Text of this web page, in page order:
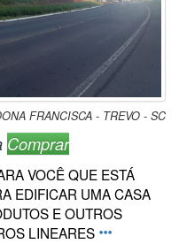
FRANCISCA - TREVO - SC
Comprar
VOCÊ QUE ESTÁ
EDIFICAR UMA CASA
E OUTROS
LINEARES